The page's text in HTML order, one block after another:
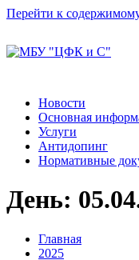
Перейти к
Новости
Основная
Услуги
Антидопинг
Нормативные
День:
Главная
2025